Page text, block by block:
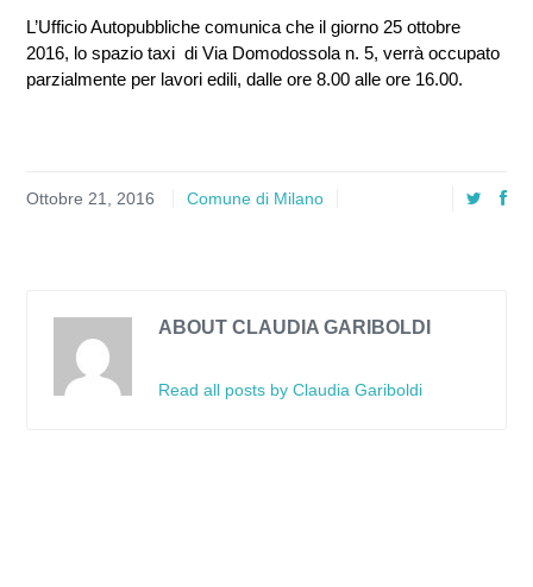
L’Ufficio Autopubbliche comunica che il giorno 25 ottobre
2016, lo spazio taxi di Via Domodossola n. 5, verrà occupato
parzialmente per lavori edili, dalle ore 8.00 alle ore 16.00.
Ottobre 21, 2016 Comune di Milano
ABOUT CLAUDIA GARIBOLDI
Read all posts by Claudia Gariboldi